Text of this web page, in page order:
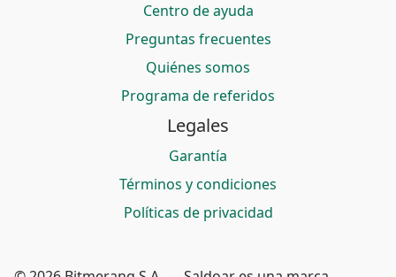
Centro de ayuda
Preguntas frecuentes
Quiénes somos
Programa de referidos
Legales
Garantía
Términos y condiciones
Políticas de privacidad